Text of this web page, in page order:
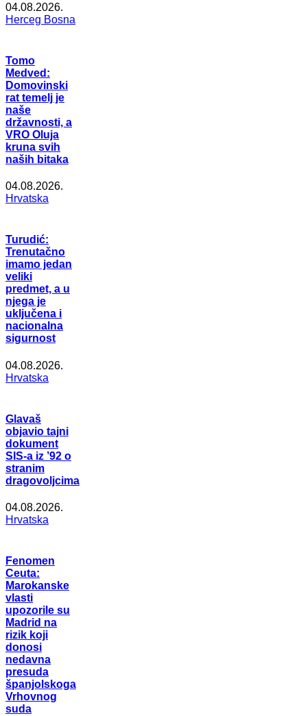
04.08.2026.
Herceg Bosna
Tomo
Medved:
Domovinski
rat temelj je
naše
državnosti, a
VRO Oluja
kruna svih
naših bitaka
04.08.2026.
Hrvatska
Turudić:
Trenutačno
imamo jedan
veliki
predmet, a u
njega je
uključena i
nacionalna
sigurnost
04.08.2026.
Hrvatska
Glavaš
objavio tajni
dokument
SIS-a iz ’92 o
stranim
dragovoljcima
04.08.2026.
Hrvatska
Fenomen
Ceuta:
Marokanske
vlasti
upozorile su
Madrid na
rizik koji
donosi
nedavna
presuda
španjolskoga
Vrhovnog
suda